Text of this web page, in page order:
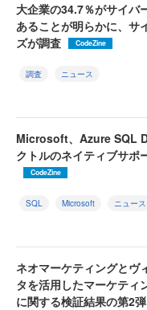
大企業の34.7％がサイバ
あることが明らかに、サ
ズが調査
CodeZine
調査 ニュース
Microsoft、Azure SQL
クトルのネイティブサポ
CodeZine
SQL Microsoft ニュース
ネオマーケティングとヴ
タを活用したマーケティ
に関する検証結果の第2